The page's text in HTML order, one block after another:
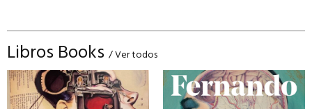
Libros Books / Ver todos